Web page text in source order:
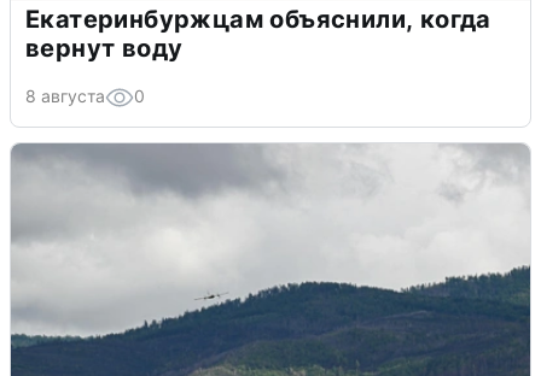
Екатеринбуржцам объяснили, когда
вернут воду
8 августа 0